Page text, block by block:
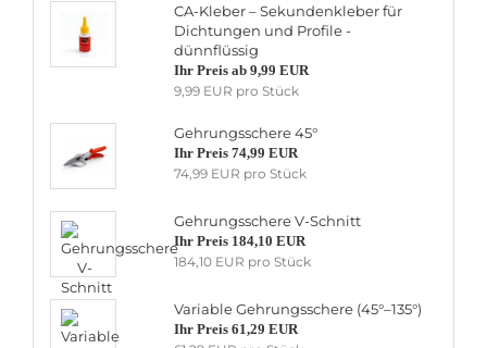
CA-Kleber – Sekundenkleber für
Dichtungen und Profile -
dünnflüssig
Ihr Preis ab 9,99 EUR
9,99 EUR pro Stück
Gehrungsschere 45°
Ihr Preis 74,99 EUR
74,99 EUR pro Stück
Gehrungsschere V-Schnitt
Ihr Preis 184,10 EUR
184,10 EUR pro Stück
Variable Gehrungsschere (45°–135°)
Ihr Preis 61,29 EUR